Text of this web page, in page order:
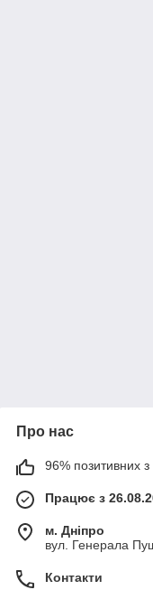
Про нас
96% позитивних з
Працює з
м. Дніпро
вул. Генерала
Контакти